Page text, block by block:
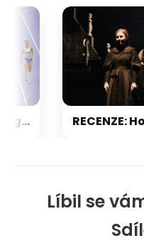
Líbil se
ME v atletice 2026: Program 1. dne, největší hvězdy a obhájci z Říma